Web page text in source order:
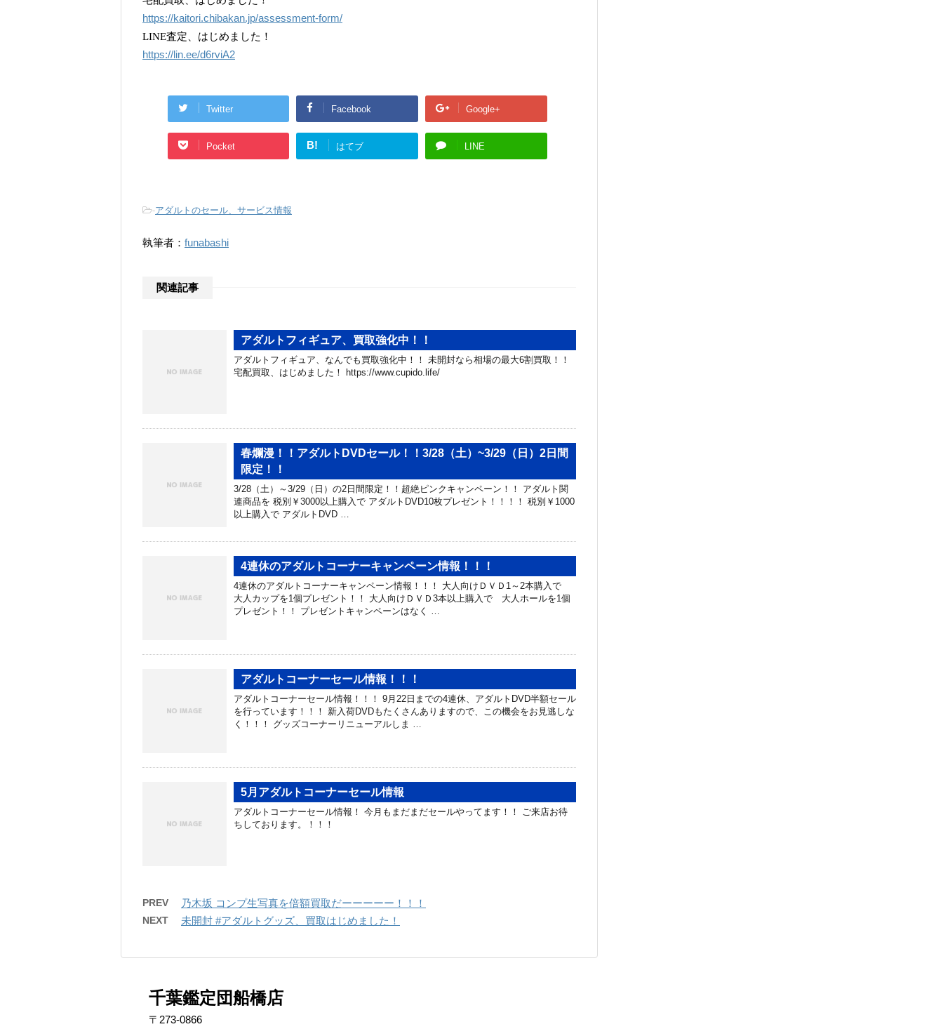
https://kaitori.chibakan.jp/assessment-form/
LINE査定、はじめました！
https://lin.ee/d6rviA2
Twitter Facebook Google+
Pocket B! はてブ LINE
-アダルトのセール、サービス情報
執筆者： funabashi
関連記事
アダルトフィギュア、買取強化中！！
アダルトフィギュア、なんでも買取強化中！！ 未開封なら相場の最大6割買取！！
宅配買取、はじめました！ https://www.cupido.life/
春爛漫！！アダルトDVDセール！！3/28（土）~3/29（日）2日間
限定！！
3/28（土）～3/29（日）の2日間限定！！超絶ピンクキャンペーン！！ アダルト関
連商品を 税別￥3000以上購入で アダルトDVD10枚プレゼント！！！！ 税別￥1000
以上購入で アダルトDVD …
4連休のアダルトコーナーキャンペーン情報！！！
4連休のアダルトコーナーキャンペーン情報！！！ 大人向けＤＶＤ1～2本購入で
大人カップを1個プレゼント！！ 大人向けＤＶＤ3本以上購入で 大人ホールを1個
プレゼント！！ プレゼントキャンペーンはなく …
アダルトコーナーセール情報！！！
アダルトコーナーセール情報！！！ 9月22日までの4連休、アダルトDVD半額セール
を行っています！！！ 新入荷DVDもたくさんありますので、この機会をお見逃しな
く！！！ グッズコーナーリニューアルしま …
5月アダルトコーナーセール情報
アダルトコーナーセール情報！ 今月もまだまだセールやってます！！ ご来店お待
ちしております。！！！
PREV 乃木坂 コンプ生写真を倍額買取だーーーーー！！！
NEXT 未開封 #アダルトグッズ、買取はじめました！
千葉鑑定団船橋店
〒273-0866